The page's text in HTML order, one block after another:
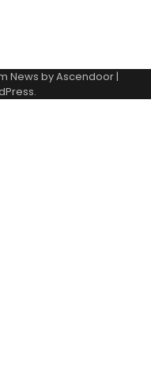
News byAscendoor|
.